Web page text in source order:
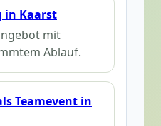
in Kaarst
mit
Ablauf.
Teamevent in